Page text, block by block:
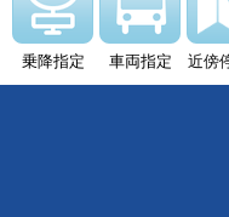
乗降指定 車両指定 近傍